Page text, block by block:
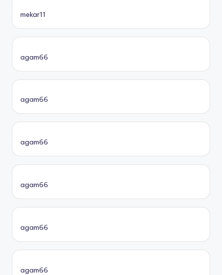
mekar11
agam66
agam66
agam66
agam66
agam66
agam66